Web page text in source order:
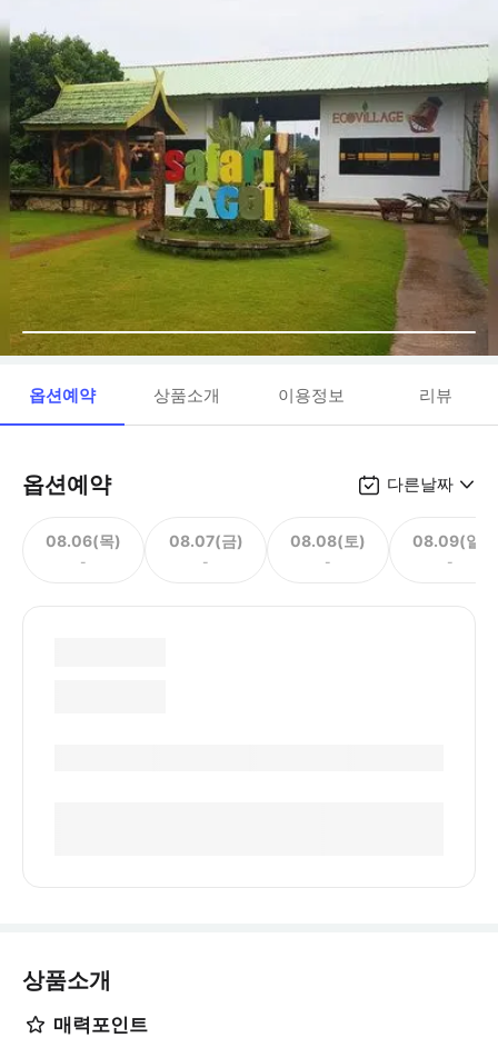
옵션예약 상품소개 이용정보 리뷰
옵션예약 다른날짜
08.06(목)
-
08.07(금)
-
08.08(토)
-
08.09(일)
-
상품소개
매력포인트